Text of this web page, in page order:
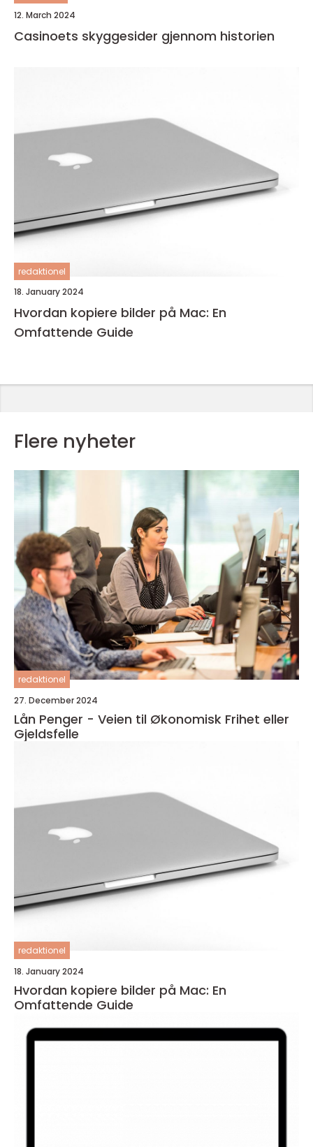
12. March 2024
Casinoets skyggesider gjennom historien
redaktionel
18. January 2024
Hvordan kopiere bilder på Mac: En
Omfattende Guide
Flere nyheter
redaktionel
27. December 2024
Lån Penger - Veien til Økonomisk Frihet eller
Gjeldsfelle
redaktionel
18. January 2024
Hvordan kopiere bilder på Mac: En
Omfattende Guide